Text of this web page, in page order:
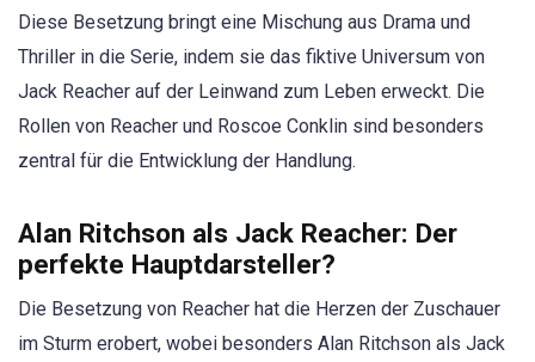
Diese Besetzung bringt eine Mischung aus Drama und
Thriller in die Serie, indem sie das fiktive Universum von
Jack Reacher auf der Leinwand zum Leben erweckt. Die
Rollen von Reacher und Roscoe Conklin sind besonders
zentral für die Entwicklung der Handlung.
Alan Ritchson als Jack Reacher: Der
perfekte Hauptdarsteller?
Die Besetzung von Reacher hat die Herzen der Zuschauer
im Sturm erobert, wobei besonders Alan Ritchson als Jack